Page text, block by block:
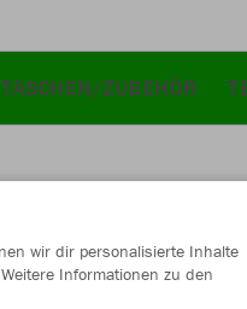
TASCHEN/ZUBEHÖR
wir dir personalisierte Inhalte
Informationen zu den